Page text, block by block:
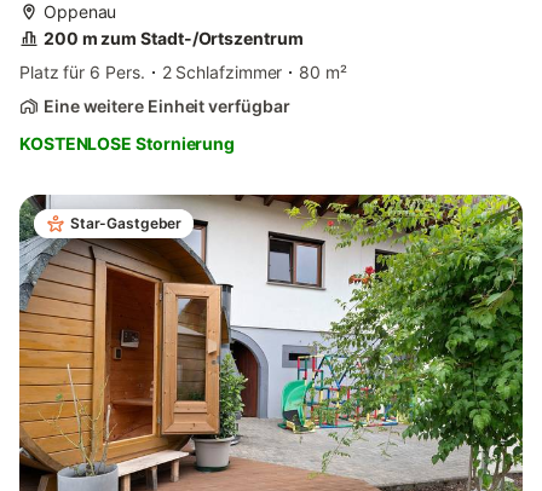
Oppenau
200 m zum Stadt-/Ortszentrum
Platz für 6 Pers.
2 Schlafzimmer
80 m²
Eine weitere Einheit verfügbar
KOSTENLOSE Stornierung
Star-Gastgeber